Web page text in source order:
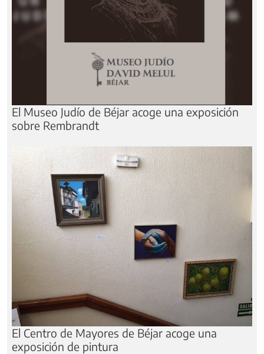
El Museo Judío de Béjar acoge una exposición
sobre Rembrandt
El Centro de Mayores de Béjar acoge una
exposición de pintura